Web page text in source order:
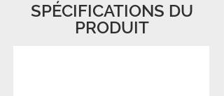
SPÉCIFICATIONS DU
PRODUIT